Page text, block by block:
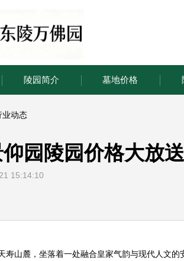
陵园简介 墓地价格
业动态
园陵园价格大放
15:14:10
寿山麓，坐落着一处融合皇家气韵与现代人文